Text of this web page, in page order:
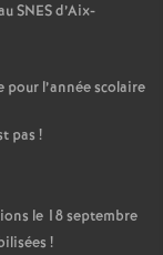
SNES d’Aix-
l’année scolaire
pas !
le 18 septembre
!